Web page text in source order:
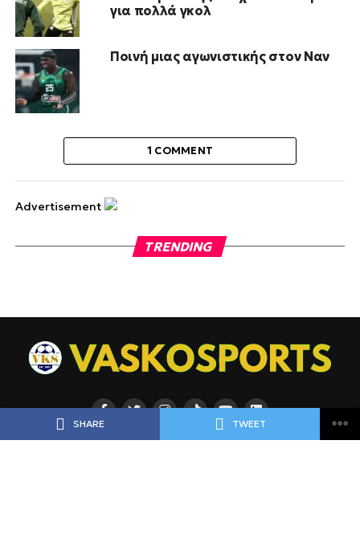
SHARE TWEET
για πολλά γκολ
Ποινή μιας αγωνιστικής στον Ναν
1 COMMENT
Advertisement
TRENDING